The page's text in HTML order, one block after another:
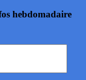
hebdomadaire